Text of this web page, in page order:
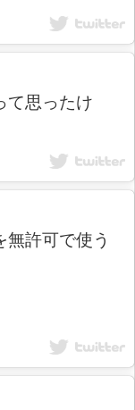
て思ったけ
許可で使う